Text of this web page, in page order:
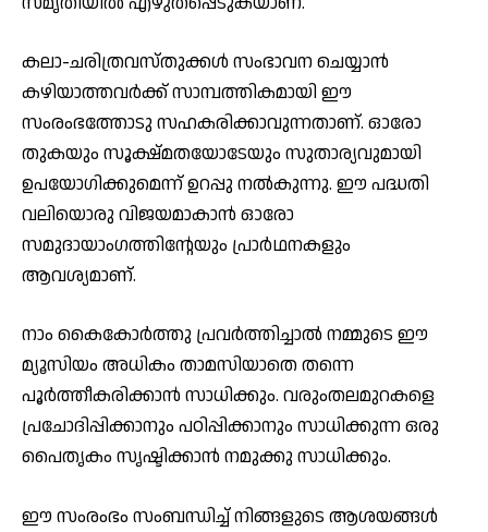
കലാ-ചരിത്രവസ്തുക്കള്‍ സംഭാവന ചെയ്യാൻ
കഴിയാത്തവര്‍ക്ക് സാമ്പത്തികമായി ഈ
സംരംഭത്തോടു സഹകരിക്കാവുന്നതാണ്. ഓരോ
തുകയും സൂക്ഷ്മതയോടേയും സുതാര്യവുമായി
ഉപയോഗിക്കുമെന്ന് ഉറപ്പു നൽകുന്നു. ഈ പദ്ധതി
വലിയൊരു വിജയമാകാന്‍ ഓരോ
സമുദായാംഗത്തിന്റേയും പ്രാര്‍ഥനകളും
ആവശ്യമാണ്.
നാം കൈകോര്‍ത്തു പ്രവര്‍ത്തിച്ചാല്‍ നമ്മുടെ ഈ
മ്യൂസിയം അധികം താമസിയാതെ തന്നെ
പൂര്‍ത്തീകരിക്കാന്‍ സാധിക്കും. വരുംതലമുറകളെ
പ്രചോദിപ്പിക്കാനും പഠിപ്പിക്കാനും സാധിക്കുന്ന ഒരു
പൈതൃകം സൃഷ്ടിക്കാന്‍ നമുക്കു സാധിക്കും.
ഈ സംരംഭം സംബന്ധിച്ച് നിങ്ങളുടെ ആശയങ്ങള്‍